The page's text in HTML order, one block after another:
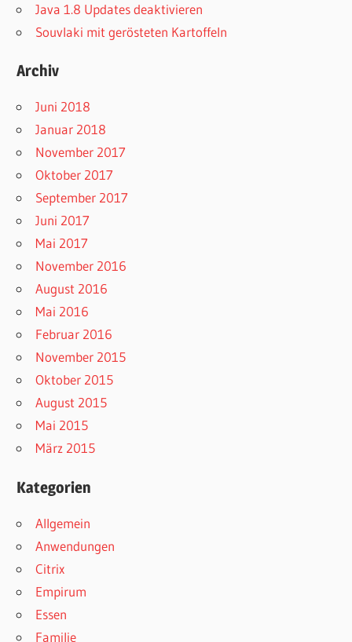
Java 1.8 Updates deaktivieren
Souvlaki mit gerösteten Kartoffeln
Archiv
Juni 2018
Januar 2018
November 2017
Oktober 2017
September 2017
Juni 2017
Mai 2017
November 2016
August 2016
Mai 2016
Februar 2016
November 2015
Oktober 2015
August 2015
Mai 2015
März 2015
Kategorien
Allgemein
Anwendungen
Citrix
Empirum
Essen
Familie